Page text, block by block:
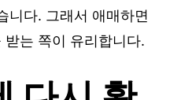
니다. 그래서 애매하면
는 쪽이 유리합니다.